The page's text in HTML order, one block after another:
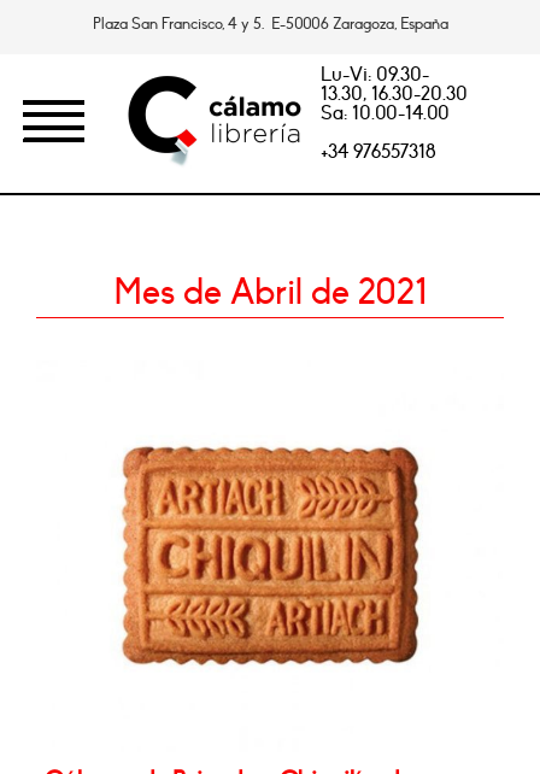
Plaza San Francisco, 4 y 5. E-50006 Zaragoza, España
Lu-Vi: 09.30-
13.30, 16.30-20.30
Sa: 10.00-14.00
+34 976557318
Mes de Abril de 2021